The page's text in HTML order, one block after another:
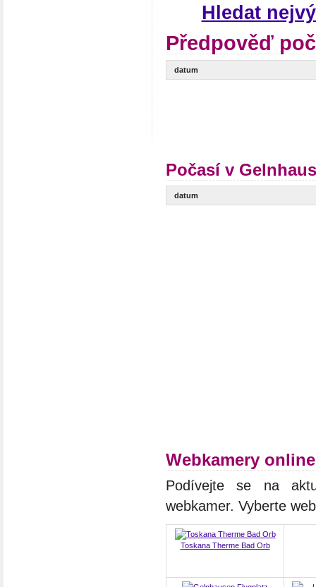
Hledat
Předpověď
datum
Počasí v
datum
Webkamery
Podívejte se na
webkamer. Vyberte
Toskana Therme Bad Orb